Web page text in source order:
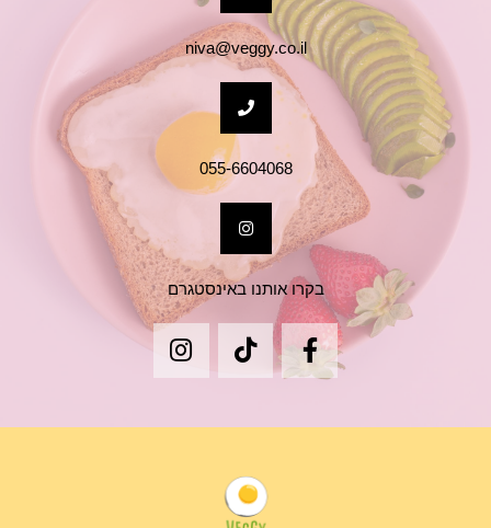
niva@veggy.co.il
055-6604068
בקרו אותנו באינסטגרם